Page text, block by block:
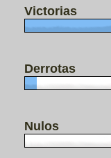
Victorias
Derrotas
Nulos